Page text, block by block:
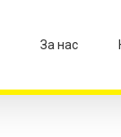
За нас